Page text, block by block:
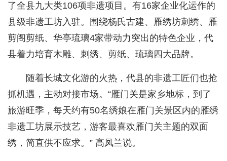
了全县九大类106项非遗项目。有16家企业化运作的
县级非遗工坊入驻。围绕杨氏古建、雁绣坊刺绣、雁
剪阁剪纸、华亭琉璃4家带动力突出的特色企业，代
县着力培育木雕、刺绣、剪纸、琉璃四大品牌。
随着长城文化游的火热，代县的非遗工匠们也抢
抓机遇，主动对接市场。“雁门关是家乡地标，到了
旅游旺季，每天约有50名绣娘在雁门关景区内的雁绣
非遗工坊展示技艺，游客最喜欢雁门关主题的双面
绣，简直供不应求。” 高凤兰说。